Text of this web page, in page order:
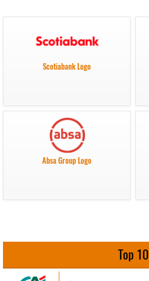
Scotiabank Logo
Absa Group Logo
Top 10